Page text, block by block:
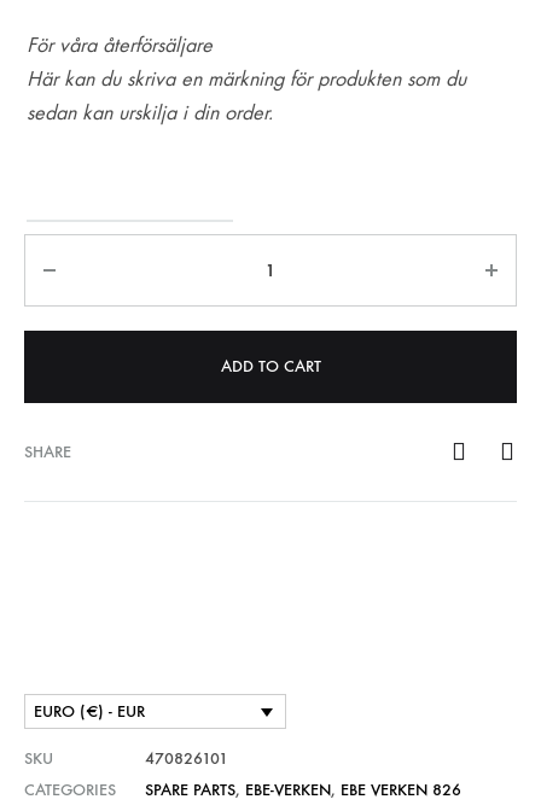
För våra återförsäljare
Här kan du skriva en märkning för produkten som du
sedan kan urskilja i din order.
ADD TO CART
SHARE
EURO (€) - EUR
SKU
470826101
CATEGORIES
SPARE PARTS, EBE-VERKEN, EBE VERKEN 826